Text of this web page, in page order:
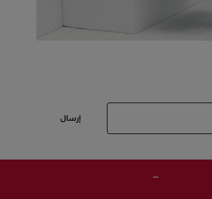
إرسال